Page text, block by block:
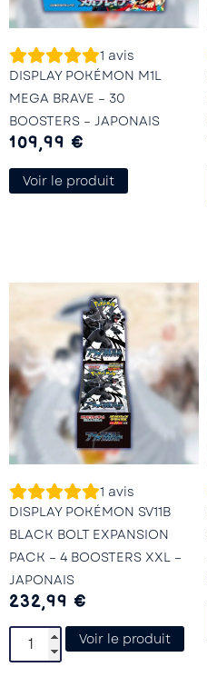
1 avis
DISPLAY POKÉMON M1L
MEGA BRAVE – 30
BOOSTERS – JAPONAIS
109,99 €
Voir le produit
1 avis
DISPLAY POKÉMON SV11B
BLACK BOLT EXPANSION
PACK – 4 BOOSTERS XXL –
JAPONAIS
232,99 €
Voir le produit